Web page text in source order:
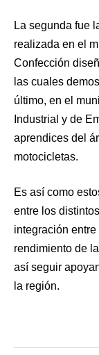
La segunda fue
realizada en el
Confección
las cuales
último, en el
Industrial y de
aprendices del
motocicletas.
Es así como
entre los
integración
rendimiento de
así seguir
la región.